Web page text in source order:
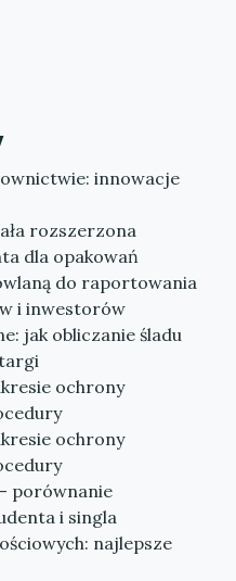
innowacje
rozszerzona
dla opakowań
do raportowania
i inwestorów
jak obliczanie śladu
ochrony
ochrony
porównanie
i singla
najlepsze